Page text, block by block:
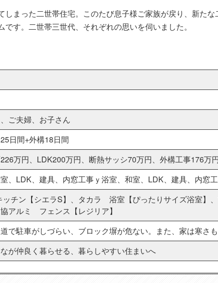
しまった二世帯住宅。このたび息子様ご家族が戻り、新た
す。二世帯三世代、それぞれの思いを伺いました。
ご夫婦、お子さん
日間+外構18日間
万円、LDK200万円、断熱サッシ70万円、外構工事176万
、LDK、建具、内窓工事ｙ浴室、和室、LDK、建具、内窓
チン【シエラS】、タカラ 浴室【ぴったりサイズ浴室
アルミ フェンス【レジリア】
で駐車がしづらい、ブロック塀が危ない。また、家は寒さも
が仲良く暮らせる、暮らしやすい住まいへ